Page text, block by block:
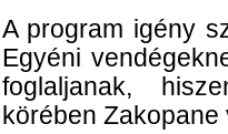
A program igény
Egyéni
foglaljanak,
körében